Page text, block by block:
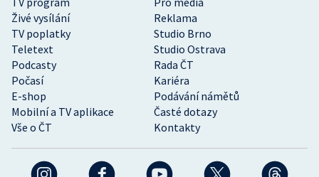
Živé vysílání
Reklama
TV poplatky
Studio Brno
Teletext
Studio Ostrava
Podcasty
Rada ČT
Počasí
Kariéra
E-shop
Podávání námětů
Mobilní a TV aplikace
Časté dotazy
Vše o ČT
Kontakty